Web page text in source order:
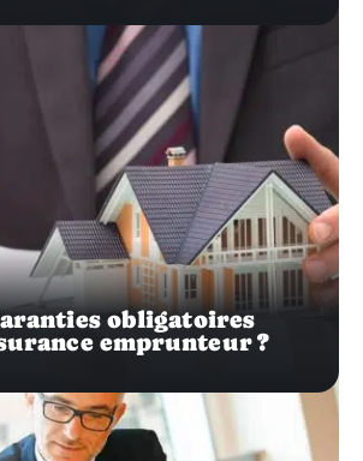
obligatoires
emprunteur ?